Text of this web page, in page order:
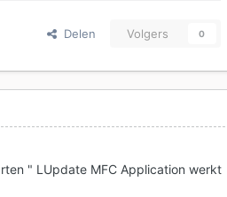
Delen Volgers 0
" LUpdate MFC Application werkt